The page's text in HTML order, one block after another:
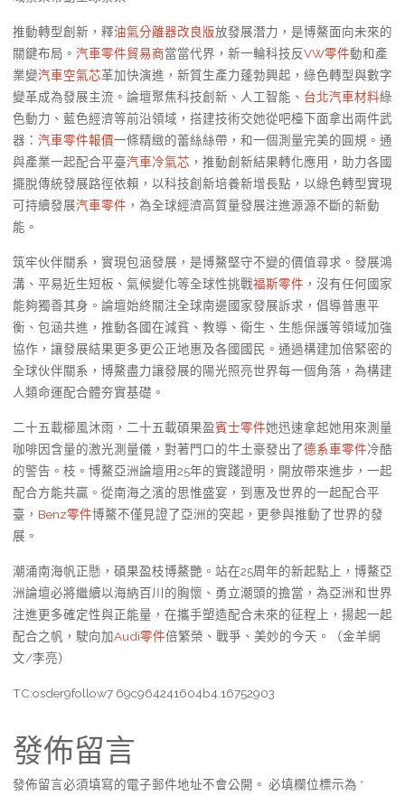
推動轉型創新，釋油氣分離器改良版放發展潛力，是博鰲面向未來的
關鍵布局。 汽車零件貿易商當當代界，新一輪科技反VW零件動和產
業變汽車空氣芯革加快演進，新質生產力蓬勃興起，綠色轉型與數字
變革成為發展主流。論壇聚焦科技創新、人工智能、 台北汽車材料綠
色動力、藍色經濟等前沿領域，搭建技術交她從吧檯下面拿出兩件武
器： 汽車零件報價一條精緻的蕾絲絲帶，和一個測量完美的圓規。通
與產業一起配合平臺汽車冷氣芯 ，推動創新結果轉化應用，助力各國
擺脫傳統發展路徑依賴，以科技創新培養新增長點，以綠色轉型實現
可持續發展汽車零件 ，為全球經濟高質量發展注進源源不斷的新動
能。
筑牢伙伴關系，實現包涵發展，是博鰲堅守不變的價值尋求。發展鴻
溝、平易近生短板、氣候變化等全球性挑戰福斯零件 ，沒有任何國家
能夠獨善其身。論壇始終關注全球南邊國家發展訴求，倡導普惠平
衡、包涵共進，推動各國在減貧、教導、衛生、生態保護等領域加強
協作，讓發展結果更多更公正地惠及各國國民。通過構建加倍緊密的
全球伙伴關系，博鰲盡力讓發展的陽光照亮世界每一個角落，為構建
人類命運配合體夯實基礎。
二十五載櫛風沐雨，二十五載碩果盈賓士零件她迅速拿起她用來測量
咖啡因含量的激光測量儀，對著門口的牛土豪發出了德系車零件冷酷
的警告。枝。博鰲亞洲論壇用25年的實踐證明，開放帶來進步，一起
配合方能共贏。從南海之濱的思惟盛宴，到惠及世界的一起配合平
臺， Benz零件博鰲不僅見證了亞洲的突起，更參與推動了世界的發
展。
潮涌南海帆正懸，碩果盈枝博鰲艷。站在25周年的新起點上，博鰲亞
洲論壇必將繼續以海納百川的胸懷、勇立潮頭的擔當，為亞洲和世界
注進更多確定性與正能量，在攜手塑造配合未來的征程上，揚起一起
配合之帆，駛向加Audi零件倍繁榮、戰爭、美妙的今天。（金羊網
文/李亮）
TC:osder9follow7 69c964241604b4.16752903
發佈留言
發佈留言必須填寫的電子郵件地址不會公開。 必填欄位標示為 *